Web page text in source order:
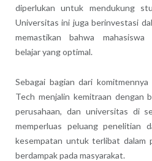
diperlukan untuk mendukung
Universitas ini juga berinvestasi
memastikan bahwa mahasiswa
belajar yang optimal.
Sebagai bagian dari
Tech menjalin kemitraan dengan
perusahaan, dan universitas di
memperluas peluang penelitian
kesempatan untuk terlibat dalam
berdampak pada masyarakat.